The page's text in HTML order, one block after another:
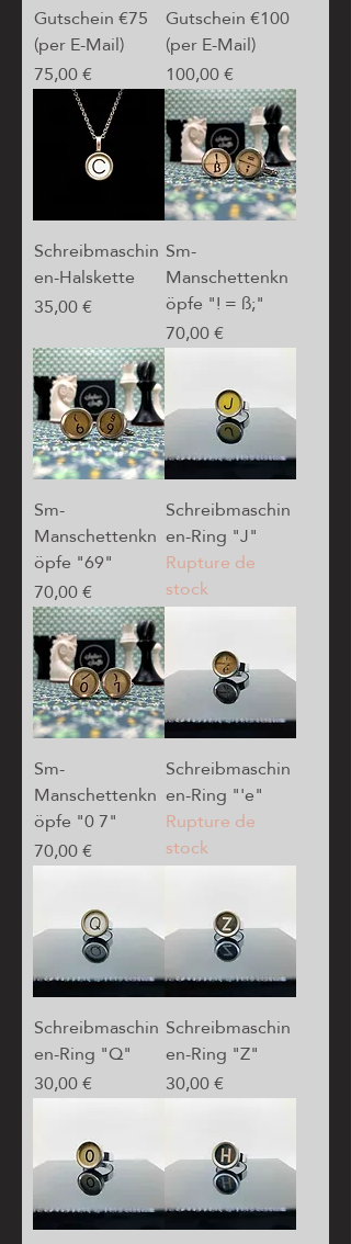
Gutschein €75
(per E-Mail)
Prix
75,00 €
Gutschein €100
(per E-Mail)
Prix
100,00 €
Schreibmaschin
en-Halskette
Prix
35,00 €
Sm-
Manschettenkn
öpfe "! = ß;"
Prix
70,00 €
Sm-
Manschettenkn
öpfe "69"
Prix
70,00 €
Schreibmaschin
en-Ring "J"
Rupture de
stock
Sm-
Manschettenkn
öpfe "0 7"
Prix
70,00 €
Schreibmaschin
en-Ring "'e"
Rupture de
stock
Schreibmaschin
en-Ring "Q"
Prix
30,00 €
Schreibmaschin
en-Ring "Z"
Prix
30,00 €